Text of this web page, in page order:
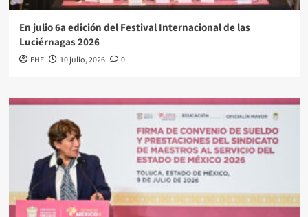
En julio 6a edición del Festival Internacional de las
Luciérnagas 2026
EHF 10 julio, 2026 0